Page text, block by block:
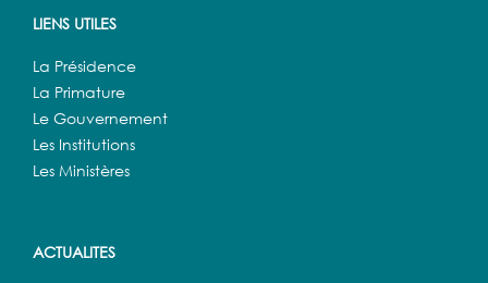
LIENS UTILES
La Présidence
La Primature
Le Gouvernement
Les Institutions
Les Ministères
ACTUALITES